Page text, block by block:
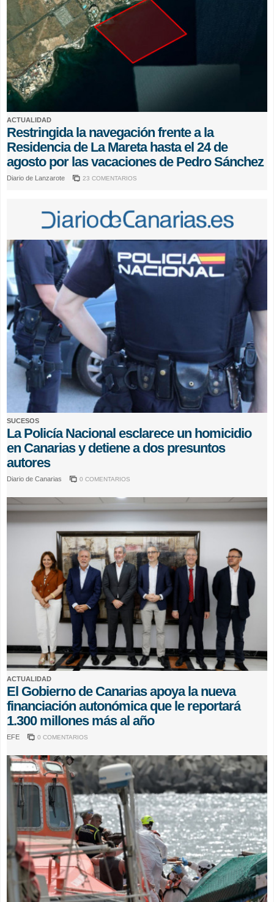
ACTUALIDAD
Restringida la navegación frente a la
Residencia de La Mareta hasta el 24 de
agosto por las vacaciones de Pedro Sánchez
Diario de Lanzarote 23 COMENTARIOS
SUCESOS
La Policía Nacional esclarece un homicidio
en Canarias y detiene a dos presuntos
autores
Diario de Canarias 0 COMENTARIOS
ACTUALIDAD
El Gobierno de Canarias apoya la nueva
financiación autonómica que le reportará
1.300 millones más al año
EFE 0 COMENTARIOS